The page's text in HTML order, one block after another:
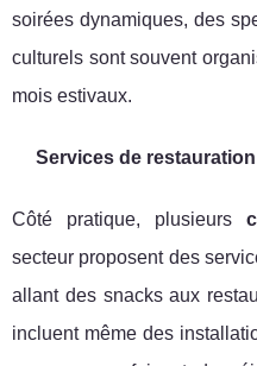
soirées dynamiques, des
culturels sont souvent
mois estivaux.
Services de
Côté pratique, plusieurs
secteur proposent des
allant des snacks aux
incluent même des